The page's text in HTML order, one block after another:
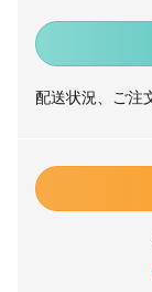
配送状況、ご注